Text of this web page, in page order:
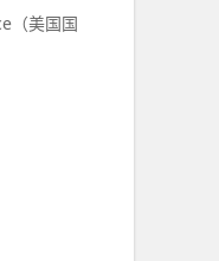
（美国国